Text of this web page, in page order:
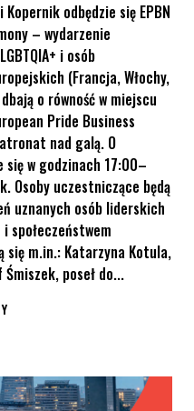
odbędzie się EPBN
– wydarzenie
i osób
(Francja, Włochy,
o równość w miejscu
Pride Business
nad galą. O
się w godzinach 17:00–
Osoby uczestniczące będą
uznanych osób liderskich
społeczeństwem
się m.in.: Katarzyna Kotula,
poseł do...